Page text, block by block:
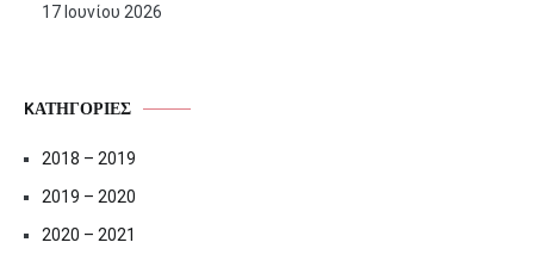
17 Ιουνίου 2026
KΑΤΗΓΟΡΊΕΣ
2018 – 2019
2019 – 2020
2020 – 2021